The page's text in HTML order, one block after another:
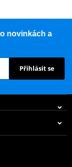
novinkách a
Přihlásit se